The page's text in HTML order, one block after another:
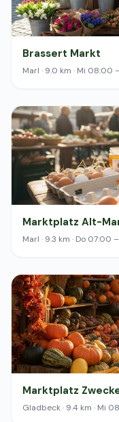
Brassert Markt
Marl · 9.0 km · Mi 08:00
Marktplatz Alt-
Marl · 9.3 km · Do 07:00
Marktplatz
Gladbeck · 9.4 km · Mi